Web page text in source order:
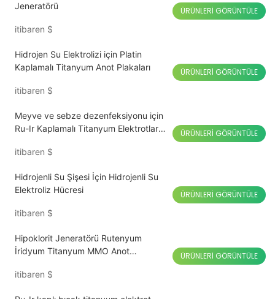
Jeneratörü
itibaren $
ÜRÜNLERI GÖRÜNTÜLE
Hidrojen Su Elektrolizi için Platin
Kaplamalı Titanyum Anot Plakaları
itibaren $
ÜRÜNLERI GÖRÜNTÜLE
Meyve ve sebze dezenfeksiyonu için
Ru-Ir Kaplamalı Titanyum Elektrotlar
itibaren $
ÜRÜNLERI GÖRÜNTÜLE
Hidrojenli Su Şişesi İçin Hidrojenli Su
Elektroliz Hücresi
itibaren $
ÜRÜNLERI GÖRÜNTÜLE
Hipoklorit Jeneratörü Rutenyum
İridyum Titanyum MMO Anot
itibaren $
ÜRÜNLERI GÖRÜNTÜLE